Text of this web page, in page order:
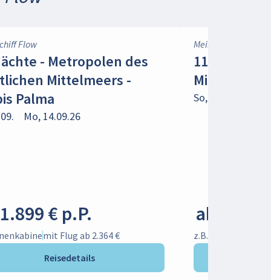
Flow
- Metropolen des
Mittelmeers -
Palma
Mo, 14.09.26
€ p.P.
mit Flug ab 2.364 €
Reisedetails
Mein Schiff Flow
11 Nächte -
Mittelmeer
So, 13.09.
ab 2.469
z.B. Innenkabine